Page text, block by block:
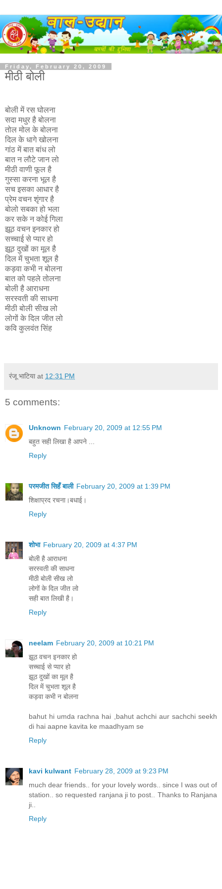
Friday, February 20, 2009
मीठी बोली
बोली में रस घोलना
सदा मधुर है बोलना
तोल मोल के बोलना
दिल के धागे खोलना
गांठ में बात बांध लो
बात न लौटे जान लो
मीठी वाणी फूल है
गुस्सा करना भूल है
सच इसका आधार है
प्रेम वचन शृंगार है
बोलो सबका हो भला
कर सके न कोई गिला
झूठ वचन इनकार हो
सच्चाई से प्यार हो
झूठ दुखों का मूल है
दिल में चुभता शूल है
कड़वा कभी न बोलना
बात को पहले तोलना
बोली है आराधना
सरस्वती की साधना
मीठी बोली सीख लो
लोगों के दिल जीत लो
कवि कुलवंत सिंह
रंजू भाटिया at 12:31 PM
5 comments:
Unknown February 20, 2009 at 12:55 PM
बहुत सही लिखा है आपने ...
Reply
परमजीत सिहँ बाली February 20, 2009 at 1:39 PM
शिक्षाप्रद रचना।बधाई।
Reply
शोभा February 20, 2009 at 4:37 PM
बोली है आराधना
सरस्वती की साधना
मीठी बोली सीख लो
लोगों के दिल जीत लो
सही बात लिखी है।
Reply
neelam February 20, 2009 at 10:21 PM
झूठ वचन इनकार हो
सच्चाई से प्यार हो
झूठ दुखों का मूल है
दिल में चुभता शूल है
कड़वा कभी न बोलना
bahut hi umda rachna hai ,bahut achchi aur sachchi seekh
di hai aapne kavita ke maadhyam se
Reply
kavi kulwant February 28, 2009 at 9:23 PM
much dear friends.. for your lovely words.. since I was out of
station.. so requested ranjana ji to post.. Thanks to Ranjana
ji..
Reply